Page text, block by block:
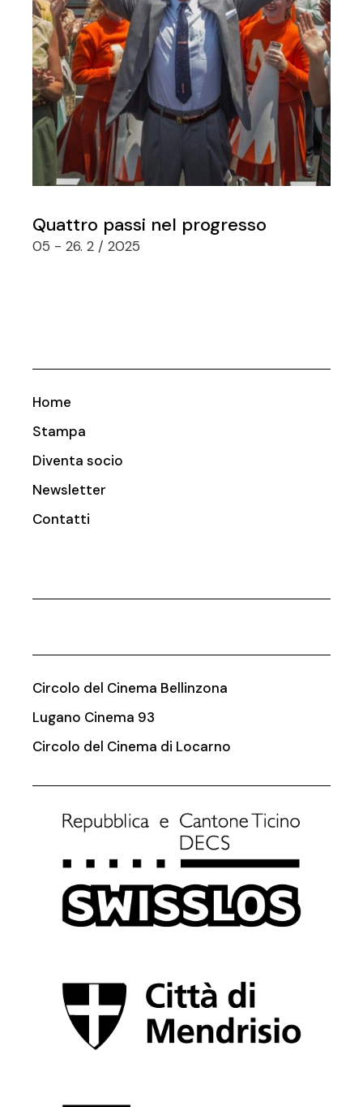
Quattro passi nel progresso
05 - 26. 2 / 2025
Home
Stampa
Diventa socio
Newsletter
Contatti
Circolo del Cinema Bellinzona
Lugano Cinema 93
Circolo del Cinema di Locarno